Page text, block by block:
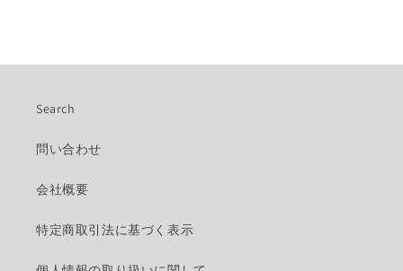
Search
問い合わせ
会社概要
特定商取引法に基づく表示